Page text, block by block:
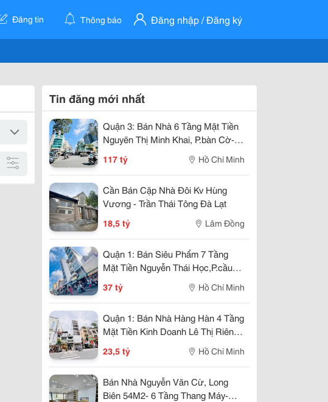
Đăng tin Thông báo Đăng nhập / Đăng ký
Tin đăng mới nhất
Quận 3: Bán Nhà 6 Tầng Mặt Tiền
Nguyẽn Thị Minh Khai, P.bàn Cờ-
Dt 268M2- 12M*33M- Nhà Thiết Kế
Sân Siêu Rộng Để Xe- Khai Thác
Giá Trị Đa
117 tỷ Hồ Chí Minh
Cần Bán Cặp Nhà Đôi Kv Hùng
Vương - Trần Thái Tông Đà Lạt
18,5 tỷ Lâm Đồng
Quận 1: Bán Siêu Phẩm 7 Tầng
Mặt Tiền Nguyễn Thái Học,P.cầu
Ông Lãnh- Dt 4M*20M Sh Vuông
Đẹp- Dòng Tiền Đều Hơn 1
Tỷ/Năm- Chính
37 tỷ Hồ Chí Minh
Quận 1: Bán Nhà Hàng Hàn 4 Tầng
Mặt Tiền Kinh Doanh Lê Thị Riêng,
P.bến Thành- Dt 47M2- Chính Chủ
Giang Giang
23,5 tỷ Hồ Chí Minh
Bán Nhà Nguyễn Văn Cừ, Long
Biên 54M2- 6 Tầng Thang Máy-